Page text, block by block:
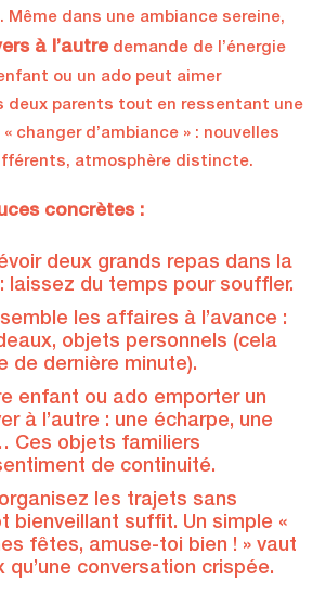
Même dans une ambiance sereine,
à l’autre demande de l’énergie
ou un ado peut aimer
deux parents tout en ressentant une
changer d’ambiance » : nouvelles
atmosphère distincte.
concrètes :
deux grands repas dans la
laissez du temps pour souffler.
les affaires à l’avance :
objets personnels (cela
de dernière minute).
enfant ou ado emporter un
à l’autre : une écharpe, une
Ces objets familiers
de continuité.
les trajets sans
bienveillant suffit. Un simple «
fêtes, amuse-toi bien ! » vaut
qu’une conversation crispée.